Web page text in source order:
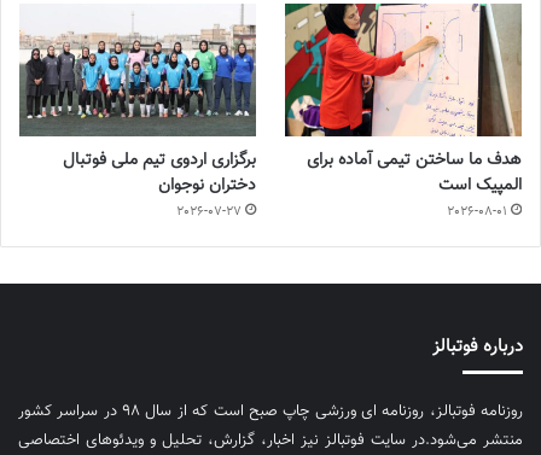
هدف ما ساختن تیمی آماده برای
المپیک است
2026-08-01
برگزاری اردوی تیم ملی فوتبال
دختران نوجوان
2026-07-27
درباره فوتبالز
روزنامه فوتبالز، روزنامه ای ورزشی چاپ صبح است که از سال ۹۸ در سراسر کشور
منتشر می‌شود.در سایت فوتبالز نیز اخبار، گزارش، تحلیل و ویدئوهای اختصاصی